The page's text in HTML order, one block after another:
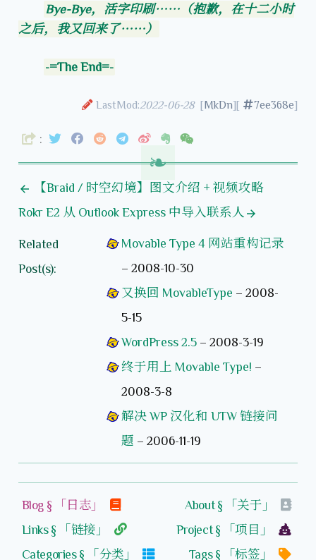
Bye-Bye，活字印刷……（抱歉，在十二小时
之后，我又回来了……）
-=The End=-
Blog § 「日志」
About § 「关于」
Links § 「链接」
Project § 「项目」
Categories § 「分类」
Tags § 「标签」
LastMod:2022-06-28[MkDn][ 7ee368e]
:
【Braid / 时空幻境】图文介绍 + 视频攻略
Rokr E2 从 Outlook Express 中导入联系人
Related
Post(s):
Movable Type 4 网站重构记录
–2008-10-30
又换回 MovableType –2008-
5-15
WordPress 2.5 –2008-3-19
终于用上 Movable Type! –
2008-3-8
解决 WP 汉化和 UTW 链接问
题 –2006-11-19